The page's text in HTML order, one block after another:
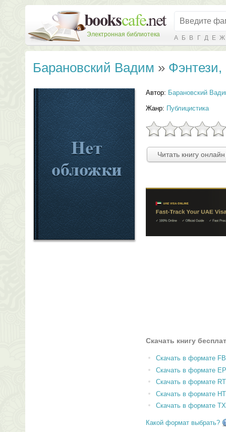
Электронная библиотека А Б В Г Д Е Ж
Барановский Вадим » Фэнтези,
Автор: Барановский
Жанр: Публицистика
Читать книгу
Скачать книгу
Скачать в формате
Скачать в формате
Скачать в формате
Скачать в формате
Скачать в формате
Какой формат выбрать?